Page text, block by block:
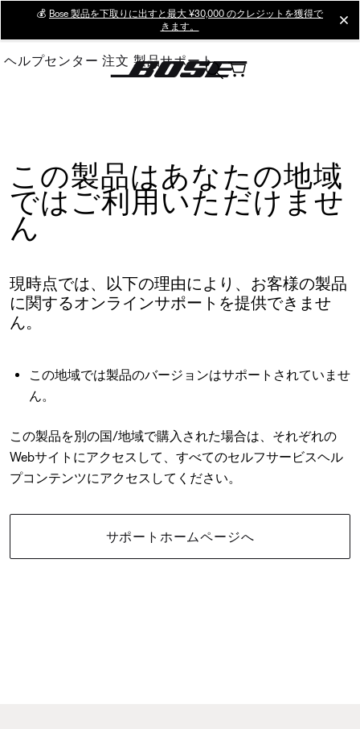
Main
💰 Bose 製品を下取りに出すと最大 ¥30,000 のクレジットを獲得で
きます。
ヘルプセンター 注文 製品サポート
この製品はあなたの地域
ではご利用いただけませ
ん
現時点では、以下の理由により、お客様の製品
に関するオンラインサポートを提供できませ
ん。
この地域では製品のバージョンはサポートされていませ
ん。
この製品を別の国/地域で購入された場合は、それぞれの
Webサイトにアクセスして、すべてのセルフサービスヘル
プコンテンツにアクセスしてください。
サポートホームページへ